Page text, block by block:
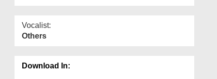
Vocalist:
Others
Download In: